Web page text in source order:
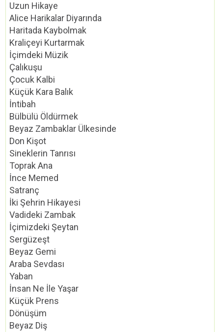
Uzun Hikaye
Alice Harikalar Diyarında
Haritada Kaybolmak
Kraliçeyi Kurtarmak
İçimdeki Müzik
Çalıkuşu
Çocuk Kalbi
Küçük Kara Balık
İntibah
Bülbülü Öldürmek
Beyaz Zambaklar Ülkesinde
Don Kişot
Sineklerin Tanrısı
Toprak Ana
İnce Memed
Satranç
İki Şehrin Hikayesi
Vadideki Zambak
İçimizdeki Şeytan
Sergüzeşt
Beyaz Gemi
Araba Sevdası
Yaban
İnsan Ne İle Yaşar
Küçük Prens
Dönüşüm
Beyaz Diş